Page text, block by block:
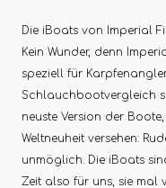
Die iBoats von Imperial
Kein Wunder, denn
speziell für
Schlauchbootvergleich
neuste Version der
Weltneuheit versehen:
unmöglich. Die iBoats
Zeit also für uns, sie mal